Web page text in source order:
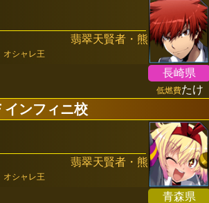
翡翠天賢者・熊
オシャレ王
長崎県
低燃費たけ
ンフィニ校
翡翠天賢者・熊
オシャレ王
青森県